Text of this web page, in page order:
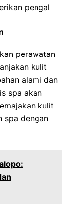
pengal
perawatan
kulit
alami dan
spa akan
kulit
spa dengan